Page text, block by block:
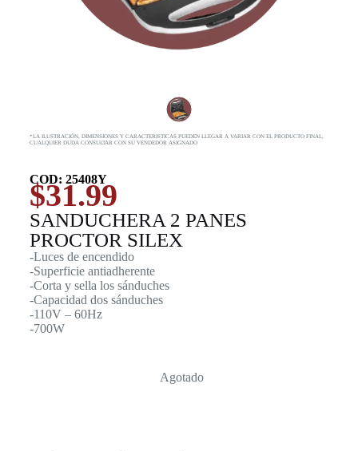
*LA ILUSTRACIÓN, DIMENSIONES Y CARACTERISTICAS PUEDEN LLEGAR A VARIAR CON EL PRODUCTO FINAL,
CUALQUIER DUDA CONSULTAR CON SU VENDEDOR ASIGNADO
COD: 25408Y
$31.99
SANDUCHERA 2 PANES
PROCTOR SILEX
-Luces de encendido
-Superficie antiadherente
-Corta y sella los sánduches
-Capacidad dos sánduches
-110V – 60Hz
-700W
Agotado